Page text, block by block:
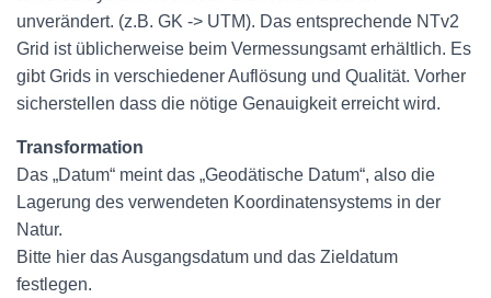
unverändert. (z.B. GK -> UTM). Das entsprechende NTv2
Grid ist üblicherweise beim Vermessungsamt erhältlich. Es
gibt Grids in verschiedener Auflösung und Qualität. Vorher
sicherstellen dass die nötige Genauigkeit erreicht wird.
Transformation
Das „Datum“ meint das „Geodätische Datum“, also die
Lagerung des verwendeten Koordinatensystems in der
Natur.
Bitte hier das Ausgangsdatum und das Zieldatum
festlegen.